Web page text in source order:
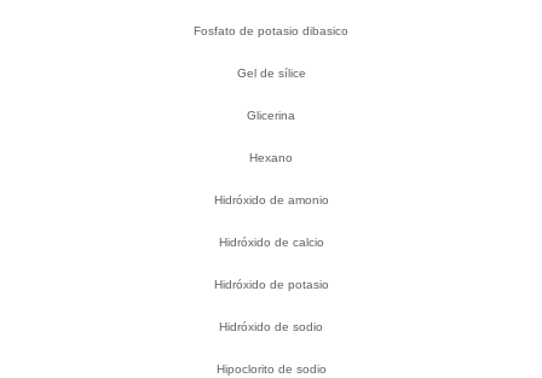
Fosfato de potasio dibasico
Gel de sílice
Glicerina
Hexano
Hidróxido de amonio
Hidróxido de calcio
Hidróxido de potasio
Hidróxido de sodio
Hipoclorito de sodio